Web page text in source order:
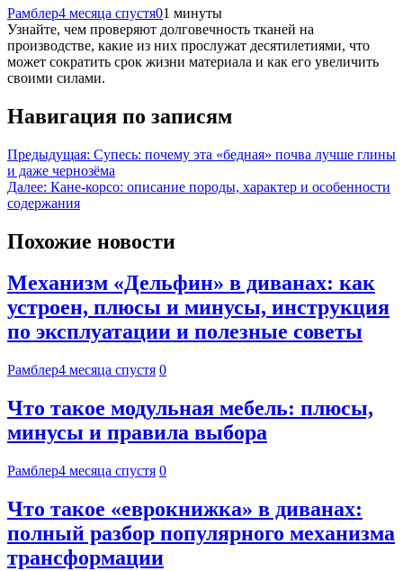
Рамблер4 месяца спустя01 минуты
Узнайте, чем проверяют долговечность тканей на
производстве, какие из них прослужат десятилетиями, что
может сократить срок жизни материала и как его увеличить
своими силами.
Навигация по записям
Предыдущая: Супесь: почему эта «бедная» почва лучше глины
и даже чернозёма
Далее: Кане-корсо: описание породы, характер и особенности
содержания
Похожие новости
Механизм «Дельфин» в диванах: как
устроен, плюсы и минусы, инструкция
по эксплуатации и полезные советы
Рамблер4 месяца спустя 0
Что такое модульная мебель: плюсы,
минусы и правила выбора
Рамблер4 месяца спустя 0
Что такое «еврокнижка» в диванах:
полный разбор популярного механизма
трансформации